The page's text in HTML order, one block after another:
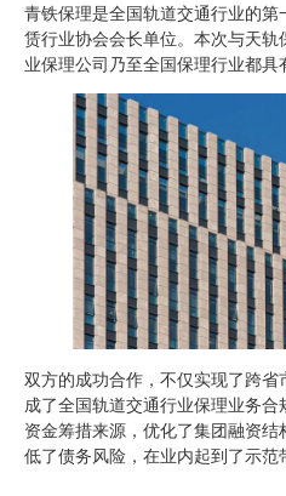
青铁保理是全国轨道交通行业的
赁行业协会会长单位。本次与天
业保理公司乃至全国保理行业都具
双方的成功合作，不仅实现了跨
成了全国轨道交通行业保理业务
资金筹措来源，优化了集团融资
低了债务风险，在业内起到了示范